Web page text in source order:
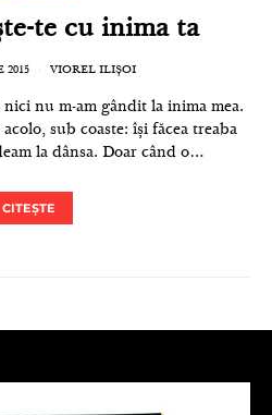
te cu inima ta
2015 VIOREL ILIȘOI
nu m-am gândit la inima mea.
sub coaste: își făcea treaba
la dânsa. Doar când o…
CITEȘTE